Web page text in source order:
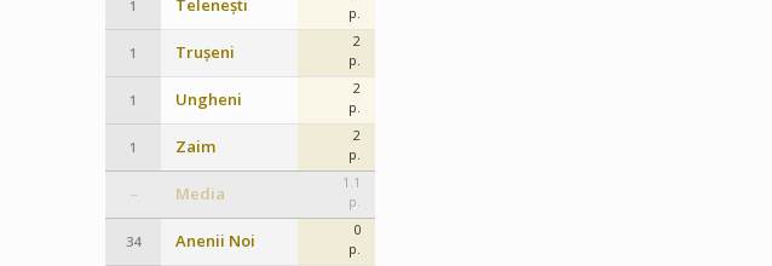
1 Telenești
p.
1 Trușeni
2
p.
1 Ungheni
2
p.
1 Zaim
2
p.
– Media
1.1
p.
34 Anenii Noi
0
p.